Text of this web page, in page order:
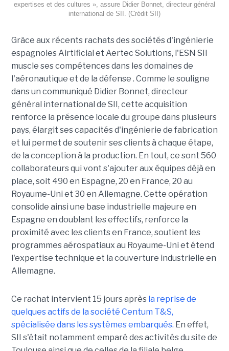
expertises et des cultures », assure Didier Bonnet, directeur général
international de SII. (Crédit SII)
Grâce aux récents rachats des sociétés d'ingénierie
espagnoles Airtificial et Aertec Solutions, l'ESN SII
muscle ses compétences dans les domaines de
l'aéronautique et de la défense . Comme le souligne
dans un communiqué Didier Bonnet, directeur
général international de SII, cette acquisition
renforce la présence locale du groupe dans plusieurs
pays, élargit ses capacités d'ingénierie de fabrication
et lui permet de soutenir ses clients à chaque étape,
de la conception à la production. En tout, ce sont 560
collaborateurs qui vont s'ajouter aux équipes déjà en
place, soit 490 en Espagne, 20 en France, 20 au
Royaume-Uni et 30 en Allemagne. Cette opération
consolide ainsi une base industrielle majeure en
Espagne en doublant les effectifs, renforce la
proximité avec les clients en France, soutient les
programmes aérospatiaux au Royaume-Uni et étend
l'expertise technique et la couverture industrielle en
Allemagne.
Ce rachat intervient 15 jours après la reprise de
quelques actifs de la société Centum T&S,
spécialisée dans les systèmes embarqués. En effet,
SII s'était notamment emparé des activités du site de